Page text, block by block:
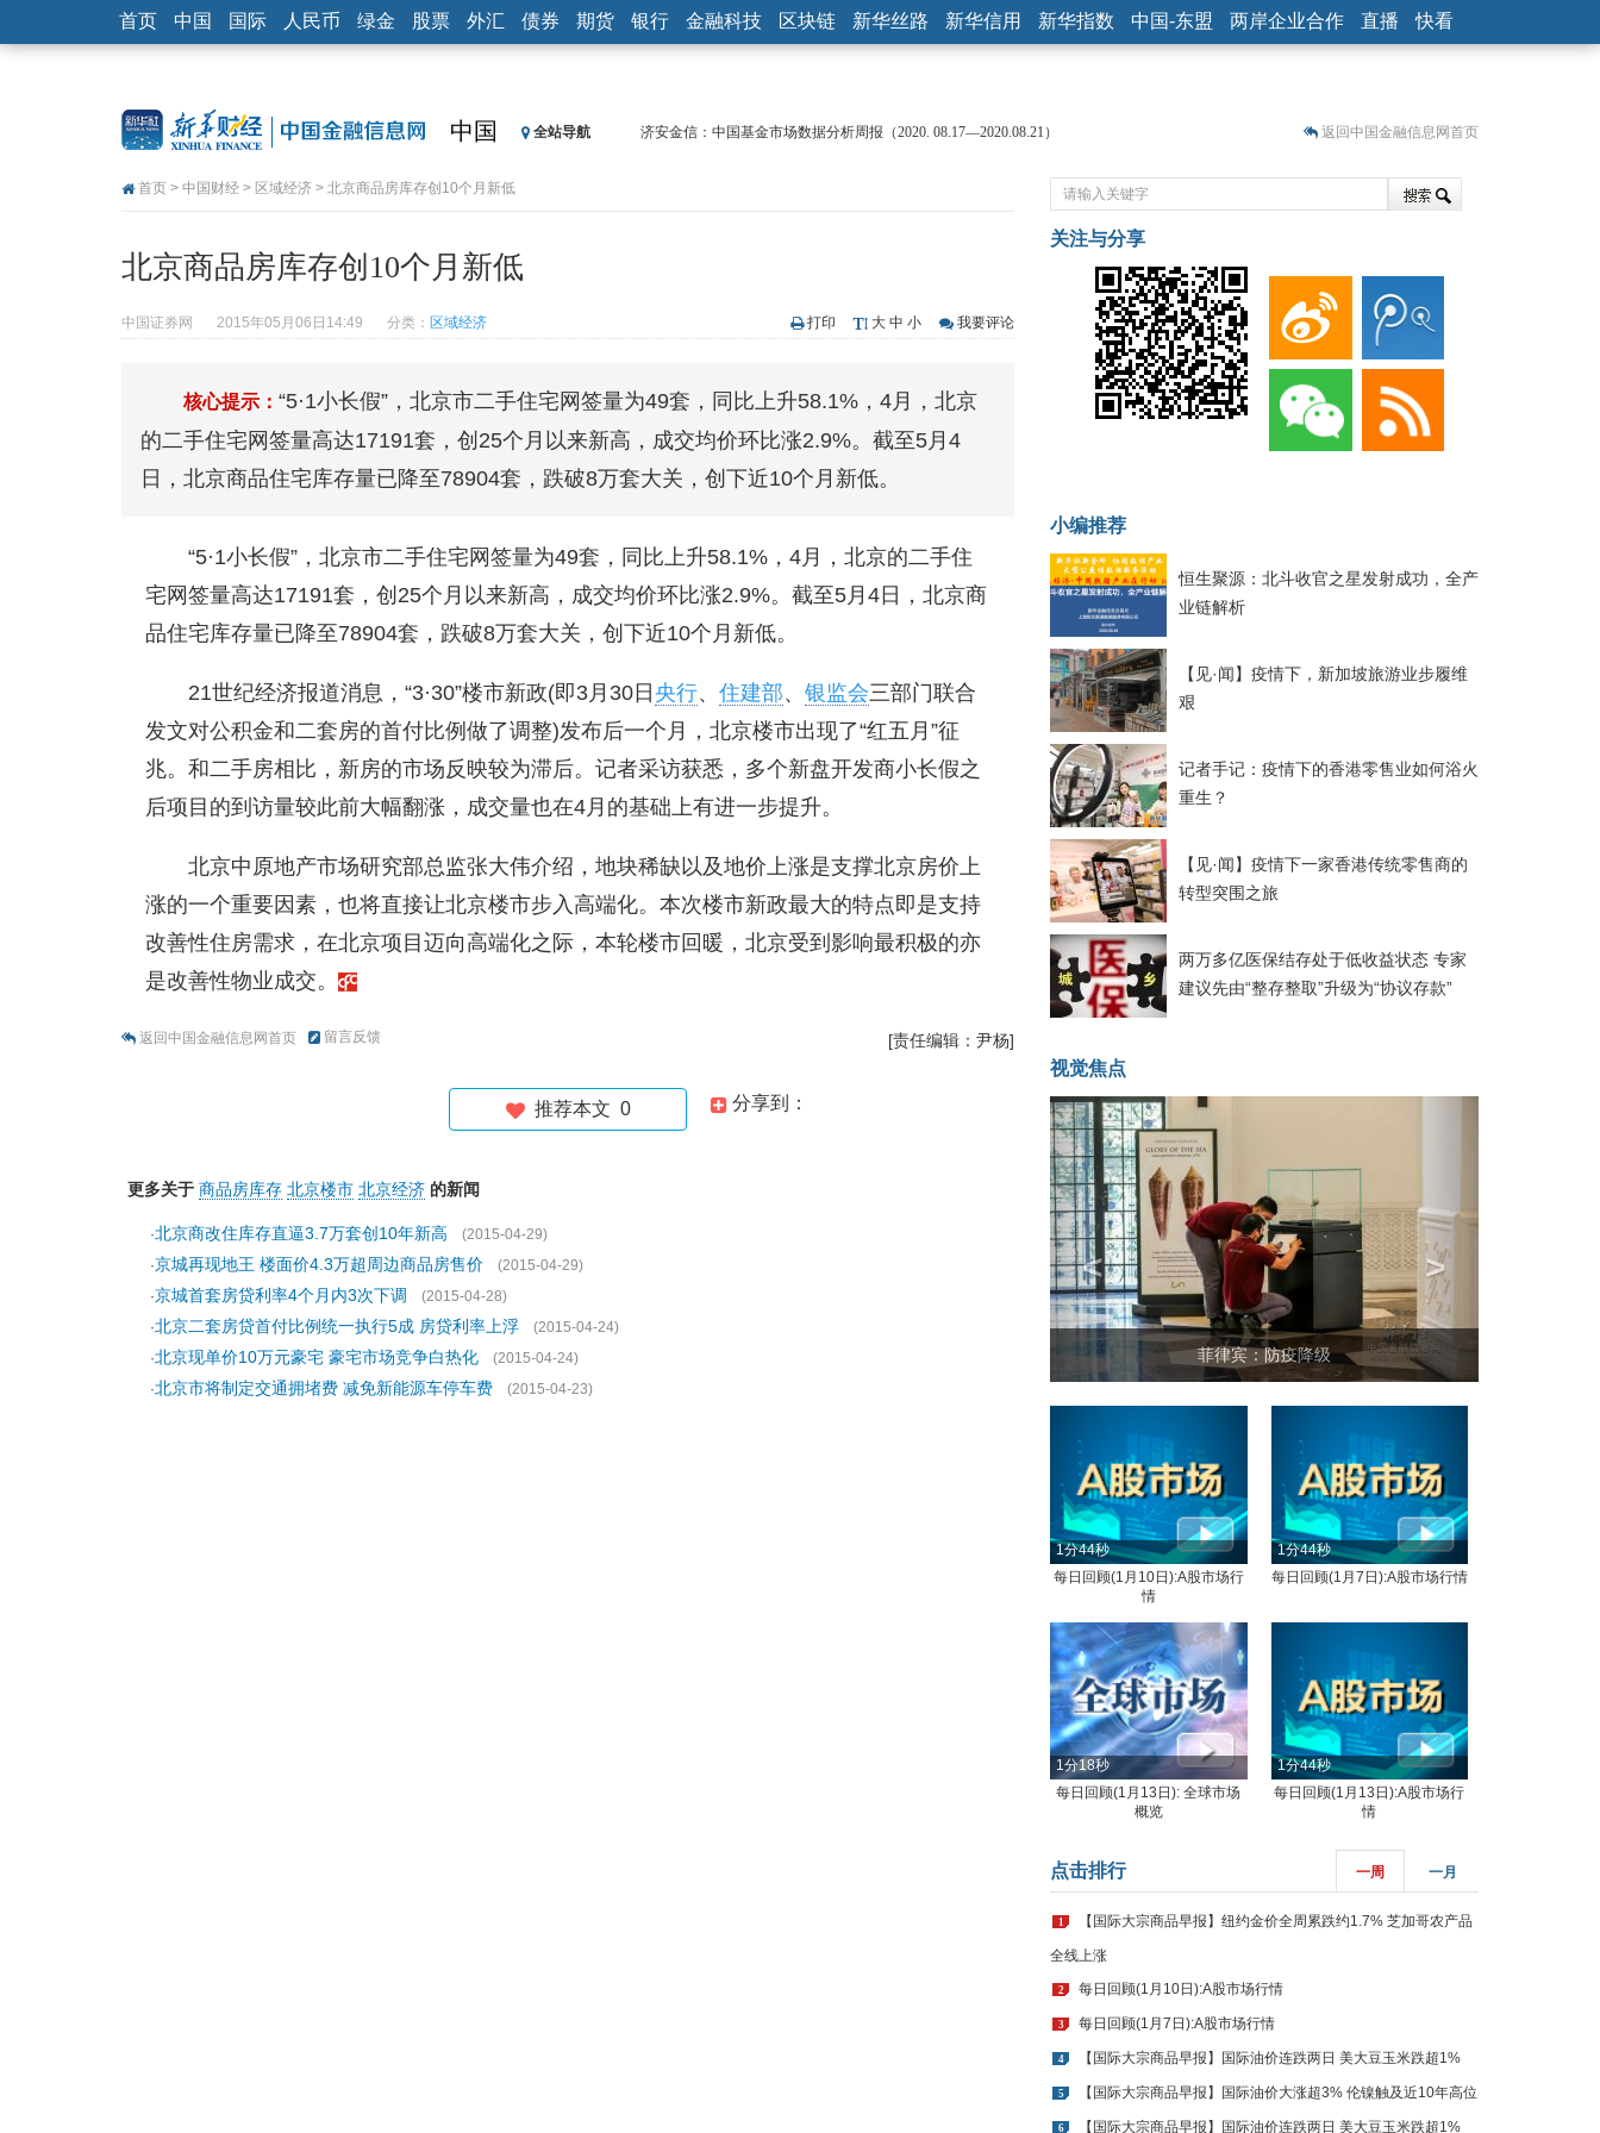
首页 中国 国际 人民币 绿金 股票 外汇 债券 期货 银行 金融科技 区块链 新华丝路 新华信用 新华指数 中国-东盟 两岸企业合作 直播 快看
中国 全站导航
济安金信：中国基金市场数据分析周报（2020. 08.17—2020.08.21）
央行公开市场净投放300亿元 短端资金利率明显下行
恒生聚源：北斗收官之星发射成功，全产业链解析
返回中国金融信息网首页
首页 > 中国财经 > 区域经济 > 北京商品房库存创10个月新低
北京商品房库存创10个月新低
中国证券网 2015年05月06日14:49 分类： 区域经济 打印 大 中 小 我要评论
核心提示： “5·1小长假”，北京市二手住宅网签量为49套，同比上升58.1%，4月，北京
的二手住宅网签量高达17191套，创25个月以来新高，成交均价环比涨2.9%。截至5月4
日，北京商品住宅库存量已降至78904套，跌破8万套大关，创下近10个月新低。
“5·1小长假”，北京市二手住宅网签量为49套，同比上升58.1%，4月，北京的二手住
宅网签量高达17191套，创25个月以来新高，成交均价环比涨2.9%。截至5月4日，北京商
品住宅库存量已降至78904套，跌破8万套大关，创下近10个月新低。
21世纪经济报道消息，“3·30”楼市新政(即3月30日 央行、 住建部、 银监会三部门联合
发文对公积金和二套房的首付比例做了调整)发布后一个月，北京楼市出现了“红五月”征
兆。和二手房相比，新房的市场反映较为滞后。记者采访获悉，多个新盘开发商小长假之
后项目的到访量较此前大幅翻涨，成交量也在4月的基础上有进一步提升。
北京中原地产市场研究部总监张大伟介绍，地块稀缺以及地价上涨是支撑北京房价上
涨的一个重要因素，也将直接让北京楼市步入高端化。本次楼市新政最大的特点即是支持
改善性住房需求，在北京项目迈向高端化之际，本轮楼市回暖，北京受到影响最积极的亦
是改善性物业成交。
返回中国金融信息网首页 留言反馈 [责任编辑：尹杨]
分享到：
推荐本文 0
更多关于 商品房库存 北京楼市 北京经济 的新闻
·北京商改住库存直逼3.7万套创10年新高
(2015-04-29)
·京城再现地王 楼面价4.3万超周边商品房售价
(2015-04-29)
·京城首套房贷利率4个月内3次下调
(2015-04-28)
·北京二套房贷首付比例统一执行5成 房贷利率上浮
(2015-04-24)
·北京现单价10万元豪宅 豪宅市场竞争白热化
(2015-04-24)
·北京市将制定交通拥堵费 减免新能源车停车费 (2015-04-23)
关注与分享
小编推荐
恒生聚源：北斗收官之星发射成功，全产
业链解析
【见·闻】疫情下，新加坡旅游业步履维
艰
记者手记：疫情下的香港零售业如何浴火
重生？
【见·闻】疫情下一家香港传统零售商的
转型突围之旅
两万多亿医保结存处于低收益状态 专家
建议先由“整存整取”升级为“协议存款”
视觉焦点
菲律宾：防疫降级
< >
1分44秒
每日回顾(1月10日):A股市场行
情
1分44秒
每日回顾(1月7日):A股市场行情
1分18秒
每日回顾(1月13日): 全球市场
概览
1分44秒
每日回顾(1月13日):A股市场行
情
点击排行 一周 一月
1 【国际大宗商品早报】纽约金价全周累跌约1.7% 芝加哥农产品
全线上涨
2 每日回顾(1月10日):A股市场行情
3 每日回顾(1月7日):A股市场行情
4 【国际大宗商品早报】国际油价连跌两日 美大豆玉米跌超1%
5 【国际大宗商品早报】国际油价大涨超3% 伦镍触及近10年高位
6 【国际大宗商品早报】国际油价连跌两日 美大豆玉米跌超1%